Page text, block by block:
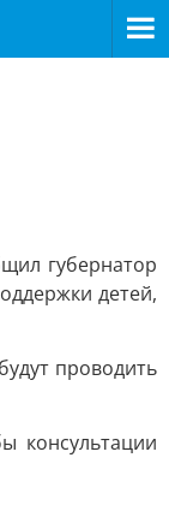
губернатор
детей,
проводить
консультации